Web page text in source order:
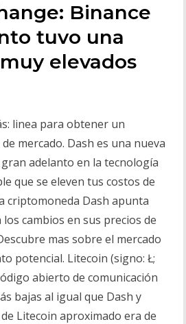
Binance
tuvo una
elevados
linea para obtener un
mercado. Dash es una nueva
adelanto en la tecnología
que se eleven tus costos de
criptomoneda Dash apunta
cambios en sus precios de
mas sobre el mercado
potencial. Litecoin (signo: Ł;
abierto de comunicación
bajas al igual que Dash y
Litecoin aproximado era de